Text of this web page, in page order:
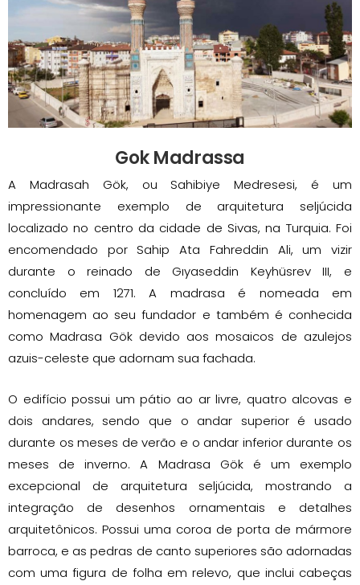
Gok Madrassa
A Madrasah Gök, ou Sahibiye Medresesi, é um
impressionante exemplo de arquitetura seljúcida
localizado no centro da cidade de Sivas, na Turquia. Foi
encomendado por Sahip Ata Fahreddin Ali, um vizir
durante o reinado de Gıyaseddin Keyhüsrev III, e
concluído em 1271. A madrasa é nomeada em
homenagem ao seu fundador e também é conhecida
como Madrasa Gök devido aos mosaicos de azulejos
azuis-celeste que adornam sua fachada.
O edifício possui um pátio ao ar livre, quatro alcovas e
dois andares, sendo que o andar superior é usado
durante os meses de verão e o andar inferior durante os
meses de inverno. A Madrasa Gök é um exemplo
excepcional de arquitetura seljúcida, mostrando a
integração de desenhos ornamentais e detalhes
arquitetônicos. Possui uma coroa de porta de mármore
barroca, e as pedras de canto superiores são adornadas
com uma figura de folha em relevo, que inclui cabeças